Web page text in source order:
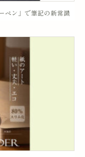
ペン」で筆記の新常識